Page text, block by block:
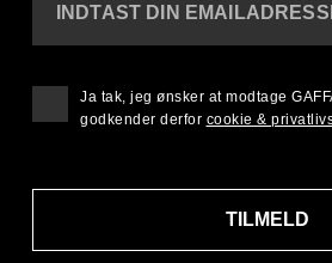
INDTAST DIN
TILMELD
Ja tak, jeg ønsker at modtage
godkender derfor cookie &